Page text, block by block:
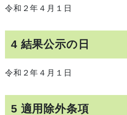
令和２年４月１日
4 結果公示の日
令和２年４月１日
5 適用除外条項